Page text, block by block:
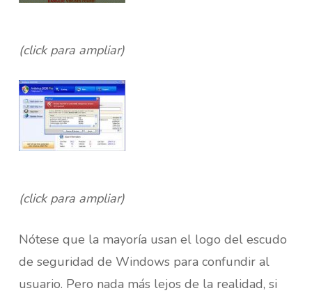
(click para ampliar)
(click para ampliar)
Nótese que la mayoría usan el logo del escudo
de seguridad de Windows para confundir al
usuario. Pero nada más lejos de la realidad, si